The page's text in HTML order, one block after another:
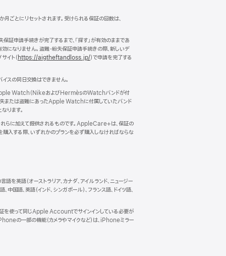
とにリセットされます。受けられる保証の回数は、
証申請手続きが完了するまで、「探す」が有効のままであ
になりません。盗難・紛失保証申請手続きの際、新しいデ
イト（ https://aigtheftandloss.jp/）で申請を完了する
スの同日交換はできません。
Apple Watch（NikeおよびHermèsのWatchバンドが付
失または盗難にあったApple Watchに付属していたバンド
ります。
らに加えて提供されるものです。AppleCare+は、保証の
入する際、いずれかのプランを必ず購入しなければならな
語（オーストラリア、カナダ、アイルランド、ニュージー
語、英語（インド、シンガポール）、フランス語、ドイツ語、
を使って同じApple Accountでサインインしている必要が
の一部の機能（カメラやマイクなど）は、iPhoneミラー